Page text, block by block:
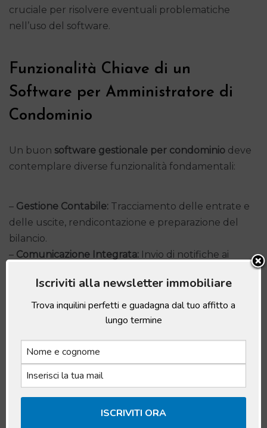
cruciale per risolvere eventuali problematiche
nell’uso del software.
Funzionalità Chiave di un
Software per Amministratore di
Condominio
Un buon software gestionale per condominio deve
contemplare diverse funzionalità fondamentali:
– Gestione Contabile: Tracciamento delle entrate e
delle uscite, rendicontazione e preparazione del
bilancio.
– Comunicazione Integrata: Invio di notifiche ai
manutenzione, ecc.
Archiviazione Digitale: Conservazione sicura di
documenti e contratti nel cloud, facilmente
Supporto Multidispositivo:
computer, tablet e smartphone per una maggiore
Iscriviti alla newsletter immobiliare
Trova inquilini perfetti e guadagna dal tuo affitto a
lungo termine